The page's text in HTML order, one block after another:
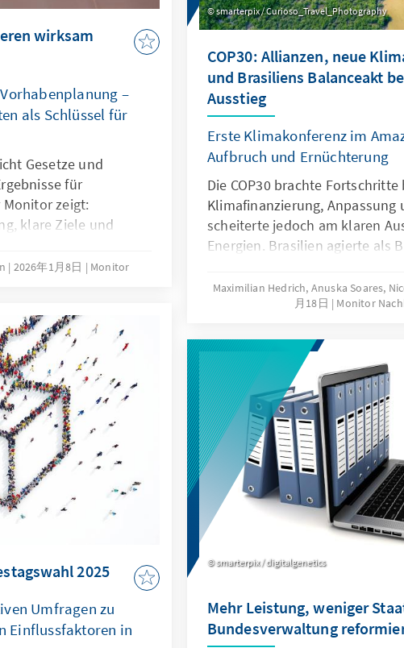
wirksam
–
als Schlüssel für
Gesetze und
für
Monitor zeigt:
klare Ziele und
der Regierung
Hindernisse
und messbare
Realität: Politik, die
2026年1月8日 Monitor
smarterpix / Curioso_Travel_Photography
COP30: Allianzen, neue
und Brasiliens Balanceakt
Ausstieg
Erste Klimakonferenz im
Aufbruch und Ernüchterung
Die COP30 brachte Fortschritte
Klimafinanzierung, Anpassung
scheiterte jedoch am klaren
Energien. Brasilien agierte als
Gemeinschaften, sozialer
Akteure, verlor aber
Klimazielarchitektur
Unterstützung der USA
Partnerschaften stärken.
zwar handlungsfähig, erreicht
das die Wissenschaft fordert.
Maximilian Hedrich, Anuska Soares,
月18日
Monitor
2025
Umfragen zu
Einflussfaktoren in
smarterpix / digitalgenetics
Mehr Leistung, weniger
Bundesverwaltung